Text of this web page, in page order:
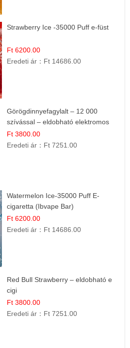
Strawberry Ice -35000 Puff e-füst
Ft 6200.00
Eredeti ár： Ft 14686.00
Görögdinnyefagylalt – 12 000
szívással – eldobható elektromos
cigi
Ft 3800.00
Eredeti ár： Ft 7251.00
Watermelon Ice-35000 Puff E-
cigaretta (Ibvape Bar)
Ft 6200.00
Eredeti ár： Ft 14686.00
Red Bull Strawberry – eldobható e
cigi
Ft 3800.00
Eredeti ár： Ft 7251.00